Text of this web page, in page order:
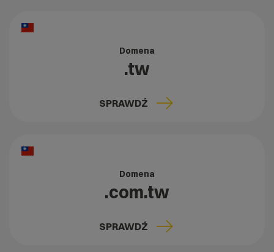
Domena
.tw
SPRAWDŹ
Domena
.com.tw
SPRAWDŹ